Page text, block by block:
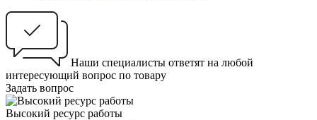
Наши специалисты ответят на любой
интересующий вопрос по товару
Задать вопрос
Высокий ресурс работы